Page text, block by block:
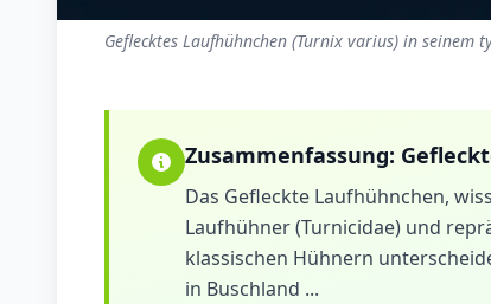
Geflecktes Laufhühnchen (Turnix varius) in seinem
Zusammenfassung:
Das Gefleckte Laufhühnchen,
Laufhühner (Turnicidae) und
klassischen Hühnern
in Buschland ...